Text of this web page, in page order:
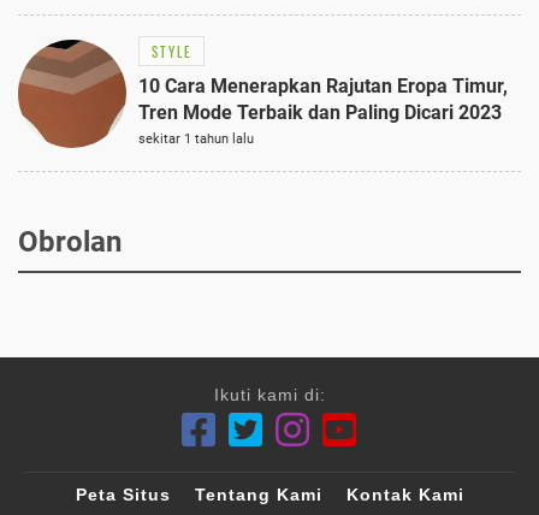
STYLE
10 Cara Menerapkan Rajutan Eropa Timur,
Tren Mode Terbaik dan Paling Dicari 2023
sekitar 1 tahun lalu
Obrolan
Ikuti kami di:
Peta Situs Tentang Kami
Kontak Kami